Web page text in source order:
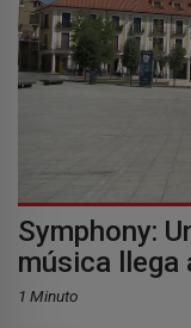
Symphony:
música llega
1 Minuto